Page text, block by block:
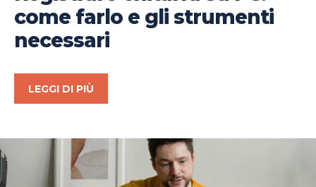
come farlo e gli strumenti
necessari
LEGGI DI PIÙ